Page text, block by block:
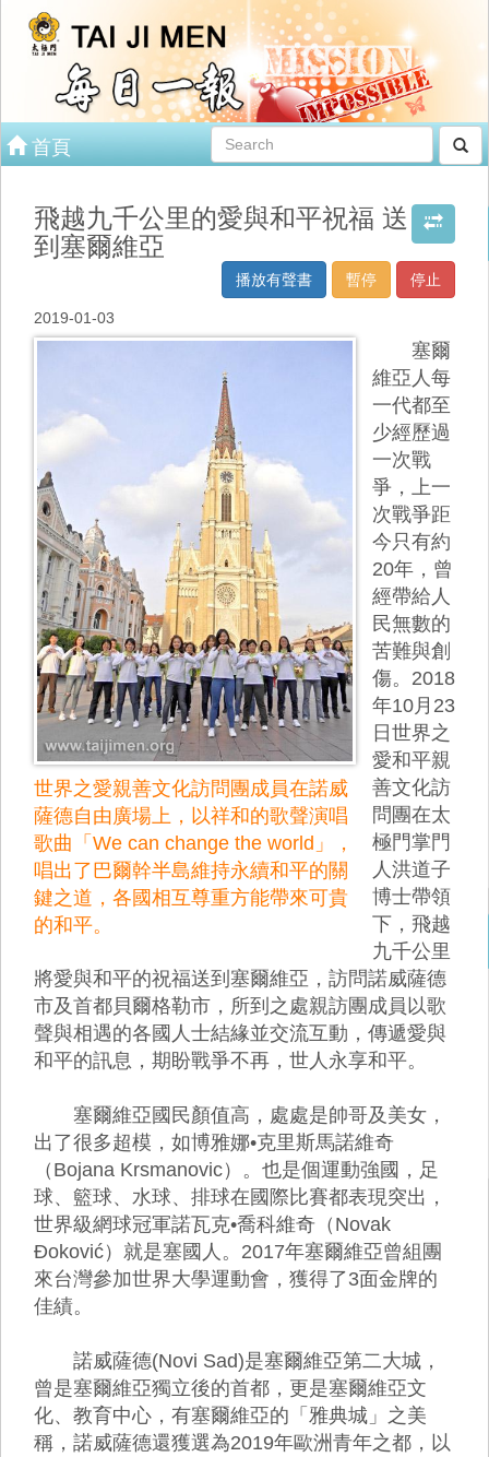
首頁
飛越九千公里的愛與和平祝福 送
到塞爾維亞
停止
暫停
播放有聲書
2019-01-03
世界之愛親善文化訪問團成員在諾威
薩德自由廣場上，以祥和的歌聲演唱
歌曲「We can change the world」，
唱出了巴爾幹半島維持永續和平的關
鍵之道，各國相互尊重方能帶來可貴
的和平。
塞爾
維亞人每
一代都至
少經歷過
一次戰
爭，上一
次戰爭距
今只有約
20年，曾
經帶給人
民無數的
苦難與創
傷。2018
年10月23
日世界之
愛和平親
善文化訪
問團在太
極門掌門
人洪道子
博士帶領
下，飛越
九千公里
將愛與和平的祝福送到塞爾維亞，訪問諾威薩德
市及首都貝爾格勒市，所到之處親訪團成員以歌
聲與相遇的各國人士結緣並交流互動，傳遞愛與
和平的訊息，期盼戰爭不再，世人永享和平。
塞爾維亞國民顏值高，處處是帥哥及美女，
出了很多超模，如博雅娜•克里斯馬諾維奇
（Bojana Krsmanovic）。也是個運動強國，足
球、籃球、水球、排球在國際比賽都表現突出，
世界級網球冠軍諾瓦克•喬科維奇（Novak
Đoković）就是塞國人。2017年塞爾維亞曾組團
來台灣參加世界大學運動會，獲得了3面金牌的
佳績。
諾威薩德(Novi Sad)是塞爾維亞第二大城，
曾是塞爾維亞獨立後的首都，更是塞爾維亞文
化、教育中心，有塞爾維亞的「雅典城」之美
稱，諾威薩德還獲選為2019年歐洲青年之都，以